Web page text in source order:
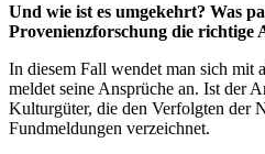
Und wie ist es umgekehrt? Was
Provenienzforschung die richtige
In diesem Fall wendet man sich mit
meldet seine Ansprüche an. Ist der
Kulturgüter, die den Verfolgten der
Fundmeldungen verzeichnet.